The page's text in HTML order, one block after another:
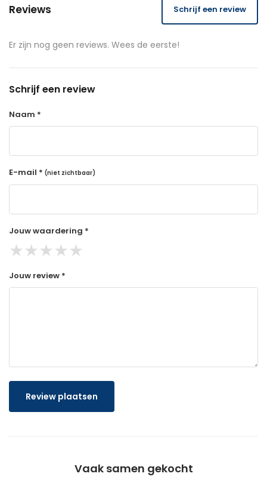
Reviews Schrijf een review
Er zijn nog geen reviews. Wees de eerste!
Schrijf een review
Naam *
E-mail * (niet zichtbaar)
Jouw waardering *
★★★★★
Jouw review *
Review plaatsen
Vaak samen gekocht